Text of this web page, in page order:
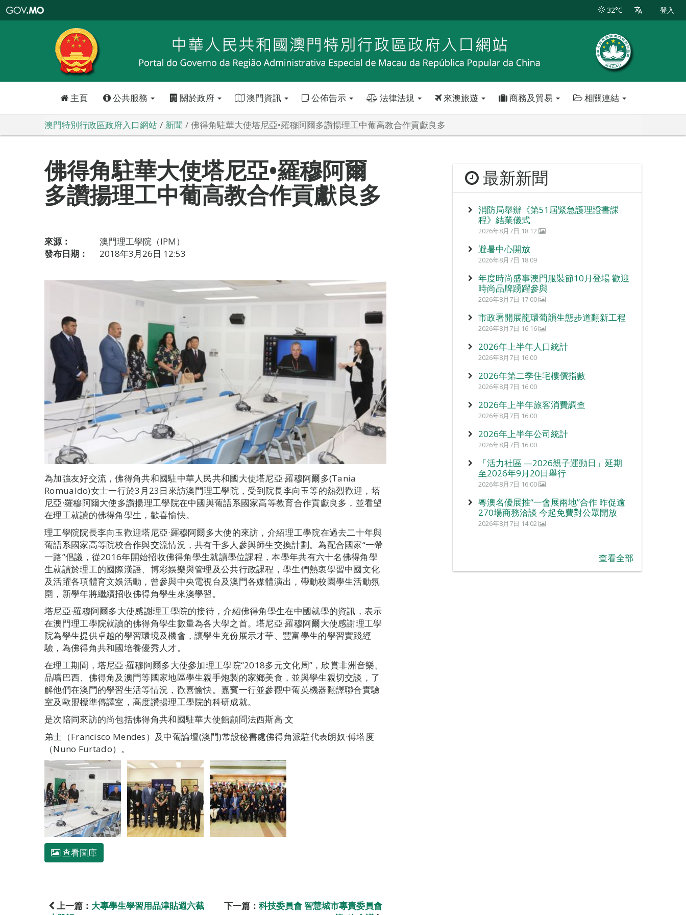
特
政
區
政
口
32°C 登入
主頁 公共服務 關於政府 澳門資訊 公佈告示 法律法規 來澳旅遊 商務及貿易 相關連結
澳門特別行政區政府入口網站 新聞 佛得角駐華大使塔尼亞•羅穆阿爾多讚揚理工中葡高教合作貢獻良多
佛得角駐華大使塔尼亞•羅穆阿爾
多讚揚理工中葡高教合作貢獻良多
來源：
澳門理工學院（IPM）
發布日期：
2018年3月26日 12:53
為加強友好交流，佛得角共和國駐中華人民共和國大使塔尼亞·羅穆阿爾多(Tania
Romualdo)女士一行於3月23日來訪澳門理工學院，受到院長李向玉等的熱烈歡迎，塔
尼亞·羅穆阿爾大使多讚揚理工學院在中國與葡語系國家高等教育合作貢獻良多，並看望
在理工就讀的佛得角學生，歡喜愉快。
理工學院院長李向玉歡迎塔尼亞·羅穆阿爾多大使的來訪，介紹理工學院在過去二十年與
葡語系國家高等院校合作與交流情況，共有千多人參與師生交換計劃。為配合國家“一帶
一路”倡議，從2016年開始招收佛得角學生就讀學位課程，本學年共有六十名佛得角學
生就讀於理工的國際漢語、博彩娛樂與管理及公共行政課程，學生們熱衷學習中國文化
及活躍各項體育文娛活動，曾參與中央電視台及澳門各媒體演出，帶動校園學生活動氛
圍，新學年將繼續招收佛得角學生來澳學習。
塔尼亞·羅穆阿爾多大使感謝理工學院的接待，介紹佛得角學生在中國就學的資訊，表示
在澳門理工學院就讀的佛得角學生數量為各大學之首。塔尼亞·羅穆阿爾大使感謝理工學
院為學生提供卓越的學習環境及機會，讓學生充份展示才華、豐富學生的學習實踐經
驗，為佛得角共和國培養優秀人才。
在理工期間，塔尼亞·羅穆阿爾多大使參加理工學院“2018多元文化周”，欣賞非洲音樂、
品嚐巴西、佛得角及澳門等國家地區學生親手炮製的家鄉美食，並與學生親切交談，了
解他們在澳門的學習生活等情況，歡喜愉快。嘉賓一行並參觀中葡英機器翻譯聯合實驗
室及歐盟標準傳譯室，高度讚揚理工學院的科研成就。
是次陪同來訪的尚包括佛得角共和國駐華大使館顧問法西斯高·文
弟士（Francisco Mendes）及中葡論壇(澳門)常設秘書處佛得角派駐代表朗奴·傅塔度
（Nuno Furtado）。
查看圖庫
上一篇： 大專學生學習用品津貼週六截
下一篇： 科技委員會 智慧城市專責委員會
最新新聞
消防局舉辦《第51屆緊急護理證書課
程》結業儀式
2026年8月7日 18:12
避暑中心開放
2026年8月7日 18:09
年度時尚盛事澳門服裝節10月登場 歡迎
時尚品牌踴躍參與
2026年8月7日 17:00
市政署開展龍環葡韻生態步道翻新工程
2026年8月7日 16:16
2026年上半年人口統計
2026年8月7日 16:00
2026年第二季住宅樓價指數
2026年8月7日 16:00
2026年上半年旅客消費調查
2026年8月7日 16:00
2026年上半年公司統計
2026年8月7日 16:00
「活力社區 —2026親子運動日」延期
至2026年9月20日舉行
2026年8月7日 16:00
粵澳名優展推“一會展兩地”合作 昨促逾
270場商務洽談 今起免費對公眾開放
2026年8月7日 14:02
查看全部